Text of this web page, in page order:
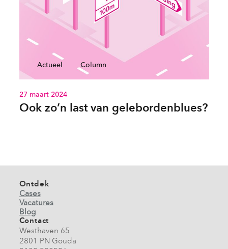
Actueel Column
27 maart 2024
Ook zo’n last van gelebordenblues?
Ontdek
Cases
Vacatures
Blog
Contact
Westhaven 65
2801 PN Gouda